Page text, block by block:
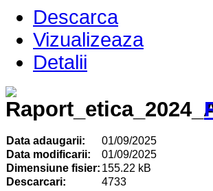
Descarca
Vizualizeaza
Detalii
Data adaugarii:
01/09/2025
Data modificarii:
01/09/2025
Dimensiune fisier: 155.22 kB
Descarcari:
4733